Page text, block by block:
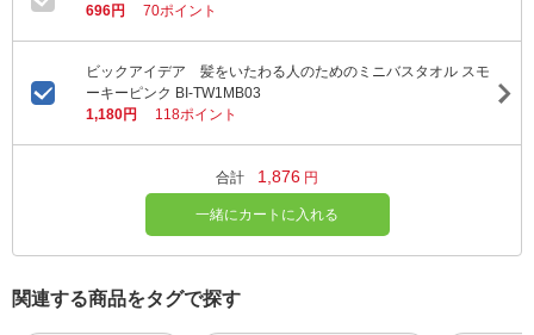
696円
70ポイント
ビックアイデア 髪をいたわる人のためのミニバスタオル スモ
ーキーピンク BI-TW1MB03
1,180円
118ポイント
合計 1,876 円
一緒にカートに入れる
関連する商品をタグで探す